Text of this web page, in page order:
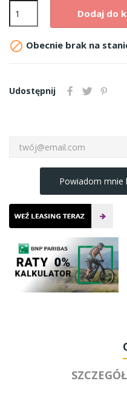
Dodaj do
 Obecnie brak na
Udostępnij
Powiadom mnie